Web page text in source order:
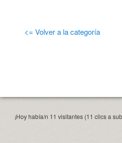
<= Volver a la categoría
¡Hoy había/n 11 visitantes (11 clics a